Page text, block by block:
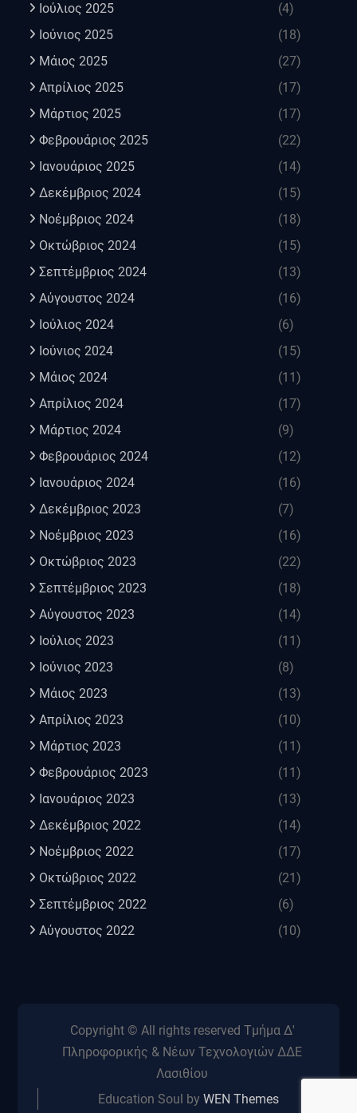
Ιούλιος 2025
(4)
Ιούνιος 2025
(18)
Μάιος 2025
(27)
Απρίλιος 2025
(17)
Μάρτιος 2025
(17)
Φεβρουάριος 2025
(22)
Ιανουάριος 2025
(14)
Δεκέμβριος 2024
(15)
Νοέμβριος 2024
(18)
Οκτώβριος 2024
(15)
Σεπτέμβριος 2024
(13)
Αύγουστος 2024
(16)
Ιούλιος 2024
(6)
Ιούνιος 2024
(15)
Μάιος 2024
(11)
Απρίλιος 2024
(17)
Μάρτιος 2024
(9)
Φεβρουάριος 2024
(12)
Ιανουάριος 2024
(16)
Δεκέμβριος 2023
(7)
Νοέμβριος 2023
(16)
Οκτώβριος 2023
(22)
Σεπτέμβριος 2023
(18)
Αύγουστος 2023
(14)
Ιούλιος 2023
(11)
Ιούνιος 2023
(8)
Μάιος 2023
(13)
Απρίλιος 2023
(10)
Μάρτιος 2023
(11)
Φεβρουάριος 2023
(11)
Ιανουάριος 2023
(13)
Δεκέμβριος 2022
(14)
Νοέμβριος 2022
(17)
Οκτώβριος 2022
(21)
Σεπτέμβριος 2022
(6)
Αύγουστος 2022
(10)
Copyright © All rights reserved Τμήμα Δ'
Πληροφορικής & Νέων Τεχνολογιών ΔΔΕ
Λασιθίου
Education Soul byWEN Themes